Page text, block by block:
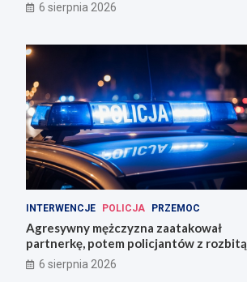
6 sierpnia 2026
INTERWENCJE POLICJA PRZEMOC
Agresywny mężczyzna zaatakował
partnerkę, potem policjantów z rozbitą
butelką
6 sierpnia 2026